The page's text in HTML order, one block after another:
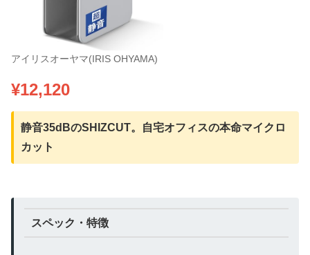
アイリスオーヤマ(IRIS OHYAMA)
¥12,120
静音35dBのSHIZCUT。自宅オフィスの本命マイクロ
カット
スペック・特徴